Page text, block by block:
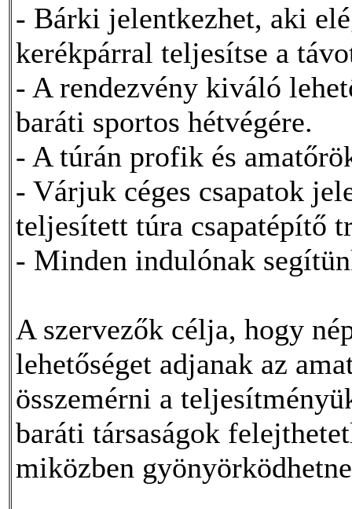
- Bárki jelentkezhet, aki
kerékpárral teljesítse a
- A rendezvény kiváló
baráti sportos hétvégére.
- A túrán profik és
- Várjuk céges csapatok
teljesített túra csapatépítő
- Minden indulónak
A szervezők célja, hogy
lehetőséget adjanak az
összemérni a
baráti társaságok
miközben